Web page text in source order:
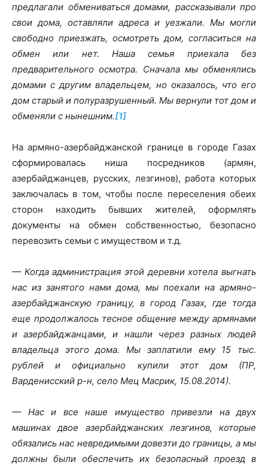
предлагали обмениваться домами, рассказывали про
свои дома, оставляли адреса и уезжали. Мы могли
свободно приезжать, осмотреть дом, согласиться на
обмен или нет. Наша семья приехала без
предварительного осмотра. Сначала мы обменялись
домами с другим владельцем, но оказалось, что его
дом старый и полуразрушенный. Мы вернули тот дом и
обменяли с нынешним.[1]
На армяно-азербайджанской границе в городе Газах
сформировалась ниша посредников (армян,
азербайджанцев, русских, лезгинов), работа которых
заключалась в том, чтобы после переселения обеих
сторон находить бывших жителей, оформлять
документы на обмен собственностью, безопасно
перевозить семьи с имуществом и т.д.
— Когда администрация этой деревни хотела выгнать
нас из занятого нами дома, мы поехали на армяно-
азербайджанскую границу, в город Газах, где тогда
еще продолжалось тесное общение между армянами
и азербайджанцами, и нашли через разных людей
владельца этого дома. Мы заплатили ему 15 тыс.
рублей и официально купили этот дом (ПР,
Варденисский р-н, село Мец Масрик, 15.08.2014).
— Нас и все наше имущество привезли на двух
машинах двое азербайджанских лезгинов, которые
обязались нас невредимыми довезти до границы, а мы
должны были обеспечить их безопасный проезд в